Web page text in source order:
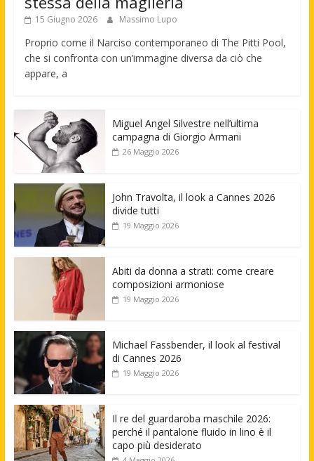
15 Giugno 2026 Massimo Lupo
Proprio come il Narciso contemporaneo di The Pitti Pool,
che si confronta con un’immagine diversa da ciò che
appare, a
Miguel Angel Silvestre nell’ultima
campagna di Giorgio Armani
26 Maggio 2026
John Travolta, il look a Cannes 2026
divide tutti
19 Maggio 2026
Abiti da donna a strati: come creare
composizioni armoniose
19 Maggio 2026
Michael Fassbender, il look al festival
di Cannes 2026
19 Maggio 2026
Il re del guardaroba maschile 2026:
perché il pantalone fluido in lino è il
capo più desiderato